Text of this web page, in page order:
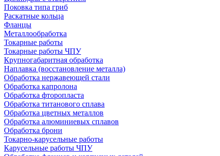
Поковка типа гриб
Раскатные кольца
Фланцы
Металлообработка
Токарные работы
Токарные работы ЧПУ
Крупногабаритная обработка
Наплавка (восстановление металла)
Обработка нержавеющей стали
Обработка капролона
Обработка фторопласта
Обработка титанового сплава
Обработка цветных металлов
Обработка алюминиевых сплавов
Обработка брони
Токарно-карусельные работы
Карусельные работы ЧПУ